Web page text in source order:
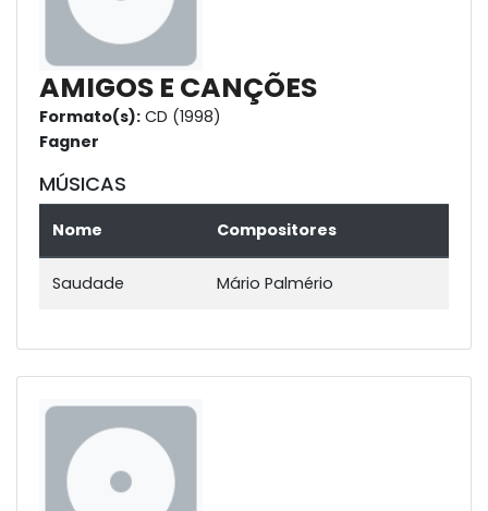
AMIGOS E CANÇÕES
Formato(s): CD (1998)
Fagner
MÚSICAS
Nome Compositores
Saudade Mário Palmério